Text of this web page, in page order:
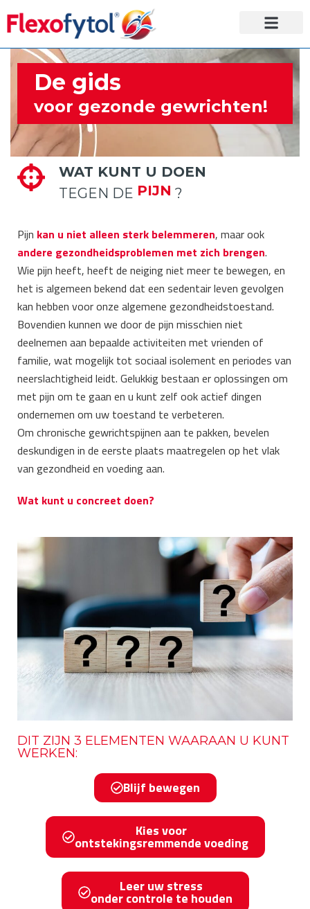
De gids
voor gezonde gewrichten!
WAT KUNT U DOEN
TEGEN DE PIJN ?
Pijn kan u niet alleen sterk belemmeren, maar ook
andere gezondheidsproblemen met zich brengen.
Wie pijn heeft, heeft de neiging niet meer te bewegen, en
het is algemeen bekend dat een sedentair leven gevolgen
kan hebben voor onze algemene gezondheidstoestand.
Bovendien kunnen we door de pijn misschien niet
deelnemen aan bepaalde activiteiten met vrienden of
familie, wat mogelijk tot sociaal isolement en periodes van
neerslachtigheid leidt. Gelukkig bestaan er oplossingen om
met pijn om te gaan en u kunt zelf ook actief dingen
ondernemen om uw toestand te verbeteren.
Om chronische gewrichtspijnen aan te pakken, bevelen
deskundigen in de eerste plaats maatregelen op het vlak
van gezondheid en voeding aan.
Wat kunt u concreet doen?
DIT ZIJN 3 ELEMENTEN WAARAAN U KUNT
WERKEN:
Blijf bewegen
Kies voor
ontstekingsremmende voeding
Leer uw stress
onder controle te houden